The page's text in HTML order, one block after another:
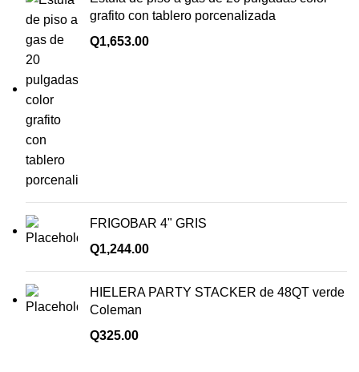
grafito con tablero porcenalizada
Q1,653.00
FRIGOBAR 4" GRIS
Q1,244.00
HIELERA PARTY STACKER de 48QT verde
Coleman
Q325.00